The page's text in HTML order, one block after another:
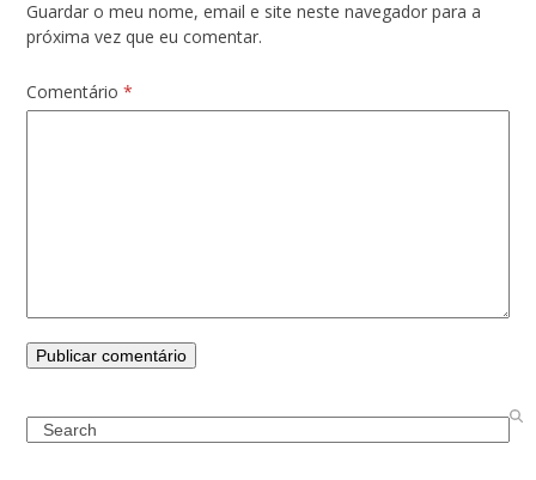
Guardar o meu nome, email e site neste navegador para a
próxima vez que eu comentar.
Comentário*
Search